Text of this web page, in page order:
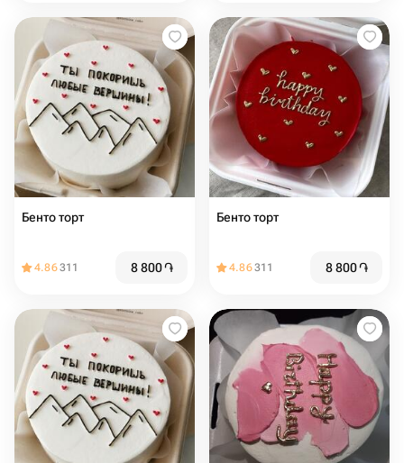
Бенто торт
4.86311 8 800֏
Бенто торт
4.86311 8 800֏